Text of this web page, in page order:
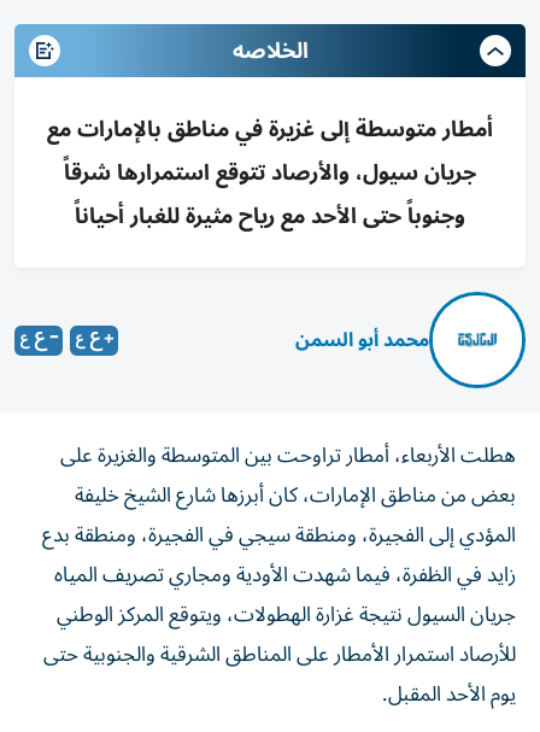
الخلاصه
أمطار متوسطة إلى غزيرة في مناطق بالإمارات مع
جريان سيول، والأرصاد تتوقع استمرارها شرقاً
وجنوباً حتى الأحد مع رياح مثيرة للغبار أحياناً
محمد أبو السمن
هطلت الأربعاء، أمطار تراوحت بين المتوسطة والغزيرة على
بعض من مناطق الإمارات، كان أبرزها شارع الشيخ خليفة
المؤدي إلى الفجيرة، ومنطقة سيجي في الفجيرة، ومنطقة بدع
زايد في الظفرة، فيما شهدت الأودية ومجاري تصريف المياه
جريان السيول نتيجة غزارة الهطولات، ويتوقع المركز الوطني
للأرصاد استمرار الأمطار على المناطق الشرقية والجنوبية حتى
يوم الأحد المقبل.